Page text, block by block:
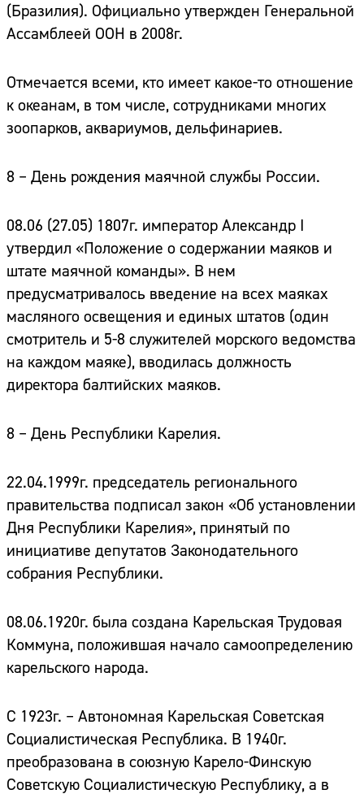
(Бразилия). Официально утвержден Генеральной
Ассамблеей ООН в 2008г.
Отмечается всеми, кто имеет какое-то отношение
к океанам, в том числе, сотрудниками многих
зоопарков, аквариумов, дельфинариев.
8 – День рождения маячной службы России.
08.06 (27.05) 1807г. император Александр I
утвердил «Положение о содержании маяков и
штате маячной команды». В нем
предусматривалось введение на всех маяках
масляного освещения и единых штатов (один
смотритель и 5-8 служителей морского ведомства
на каждом маяке), вводилась должность
директора балтийских маяков.
8 – День Республики Карелия.
22.04.1999г. председатель регионального
правительства подписал закон «Об установлении
Дня Республики Карелия», принятый по
инициативе депутатов Законодательного
собрания Республики.
08.06.1920г. была создана Карельская Трудовая
Коммуна, положившая начало самоопределению
карельского народа.
С 1923г. – Автономная Карельская Советская
Социалистическая Республика. В 1940г.
преобразована в союзную Карело-Финскую
Советскую Социалистическую Республику, а в
Сайт: